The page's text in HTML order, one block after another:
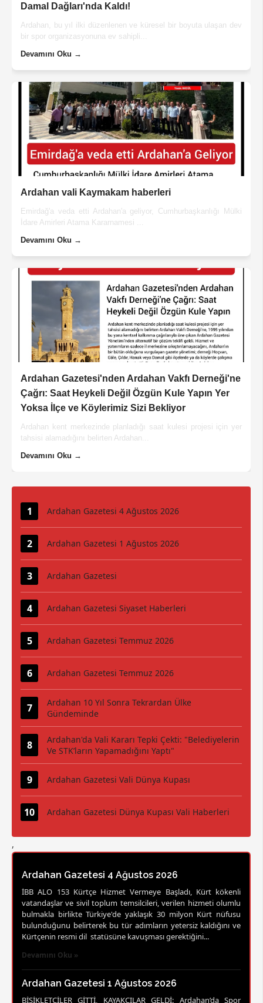
Damal Dağları'nda Kaldı!
Ardahan, bu yıl ilki düzenlenen ve küresel bir boyuta ulaşan dev
bir spor organizasyonuna ev sahipli...
Devamını Oku →
Ardahan vali Kaymakam haberleri
Emirdağ'a veda etti Ardahan'a geliyor, Cumhurbaşkanlığı Mülki
İdare Amirleri Atama Kararnamesi ...
Devamını Oku →
Ardahan Gazetesi'nden Ardahan Vakfı Derneği'ne
Çağrı: Saat Heykeli Değil Özgün Kule Yapın Yer
Yoksa İlçe ve Köylerimiz Sizi Bekliyor
Ardahan kent merkezinde planladığı saat kulesi projesi için yer
tahsisi alamadığını belirten Ardahan...
Devamını Oku →
Ardahan Gazetesi 4 Ağustos 2026
Ardahan Gazetesi 1 Ağustos 2026
Ardahan Gazetesi
Ardahan Gazetesi Siyaset Haberleri
Ardahan Gazetesi Temmuz 2026
Ardahan Gazetesi Temmuz 2026
Ardahan 10 Yıl Sonra Tekrardan Ülke
Gündeminde
Ardahan'da Vali Kararı Tepki Çekti: "Belediyelerin
Ve STK’ların Yapamadığını Yaptı"
Ardahan Gazetesi Vali Dünya Kupası
Ardahan Gazetesi Dünya Kupası Vali Haberleri
,
Ardahan Gazetesi 4 Ağustos 2026
İBB ALO 153 Kürtçe Hizmet Vermeye Başladı, Kürt kökenli
vatandaşlar ve sivil toplum temsilcileri, verilen hizmeti olumlu
bulmakla birlikte Türkiye'de yaklaşık 30 milyon Kürt nüfusu
bulunduğunu belirterek bu tür adımların yetersiz kaldığını ve
Kürtçenin resmi dil statüsüne kavuşması gerektiğini...
Devamını Oku »
Ardahan Gazetesi 1 Ağustos 2026
BİSİKLETÇİLER GİTTİ, KAYAKÇILAR GELDİ: Ardahan’da Spor